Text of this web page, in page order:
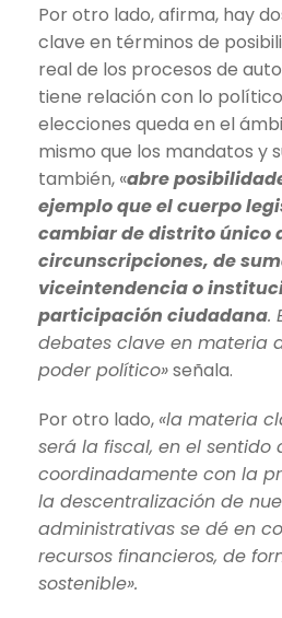
Por otro lado, afirma, hay
clave en términos de
real de los procesos de
tiene relación con lo
elecciones queda en el
mismo que los mandatos y
también, «abre
ejemplo que el cuerpo
cambiar de distrito único
circunscripciones, de
viceintendencia o
participación ciudadana.
debates clave en materia
poder político»señala.
Por otro lado, «la materia
será la fiscal, en el sentido
coordinadamente con la
la descentralización de
administrativas se dé en
recursos financieros, de
sostenible».